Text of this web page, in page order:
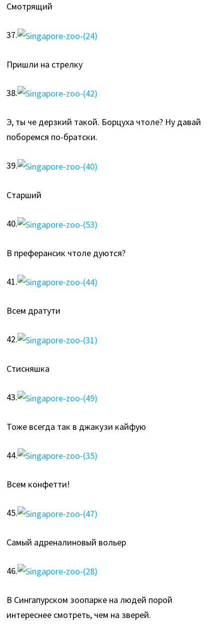
Смотрящий
37.
Пришли на стрелку
38.
Э, ты че дерзкий такой. Борцуха чтоле? Ну давай
поборемся по-братски.
39.
Старший
40.
В преферансик чтоле дуются?
41.
Всем дратути
42.
Стисняшка
43.
Тоже всегда так в джакузи кайфую
44.
Всем конфетти!
45.
Самый адреналиновый вольер
46.
В Сингапурском зоопарке на людей порой
интереснее смотреть, чем на зверей.